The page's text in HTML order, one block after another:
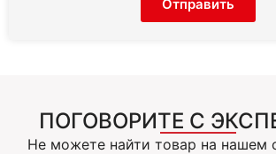
Отправить
ПОГОВОРИТЕ С
Не можете найти товар на нашем